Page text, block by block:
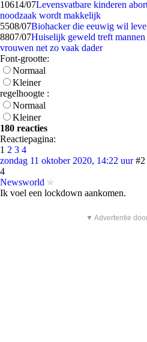
10614/07Levensvatbare kinderen
noodzaak wordt makkelijk
5508/07Biohacker die eeuwig wil
8807/07Huiselijk geweld treft
vrouwen net zo vaak dader
Font-grootte:
Normaal
Kleiner
regelhoogte :
Normaal
Kleiner
180 reacties
Reactiepagina:
1 2 3 4
zondag 11 oktober 2020, 14:22 uur #2
4
Newsworld
Ik voel een lockdown aankomen.
▼ Advertentie